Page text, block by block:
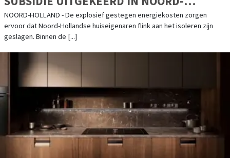
HOLLAND VOOR WONINGISOLATIE
NOORD-HOLLAND - De explosief gestegen energiekosten zorgen
ervoor dat Noord-Hollandse huiseigenaren flink aan het isoleren zijn
geslagen. Binnen de [...]